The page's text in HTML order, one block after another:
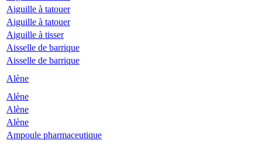
Aiguille à tatouer
Aiguille à tatouer
Aiguille à tisser
Aisselle de barrique
Aisselle de barrique
Alène
Alène
Alène
Alène
Ampoule pharmaceutique